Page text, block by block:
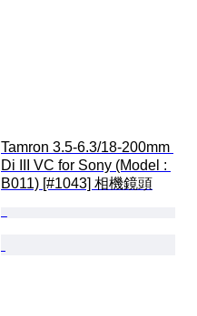
Tamron 3.5-6.3/18-200mm
Di III VC for Sony (Model :
B011) [#1043] 相機鏡頭